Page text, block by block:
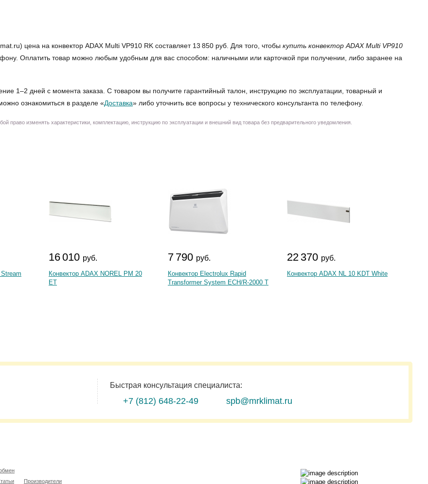
цена на конвектор ADAX Multi VP910 RK составляет 13 850 руб. Для того, чтобы купить конвектор ADAX Multi VP910
Оплатить товар можно любым удобным для вас способом: наличными или карточкой при получении, либо заранее на
1–2 дней с момента заказа. С товаром вы получите гарантийный талон, инструкцию по эксплуатации, товарный и
ознакомиться в разделе «Доставка» либо уточнить все вопросы у технического консультанта по телефону.
право изменять характеристики, комплектацию, инструкцию по эксплуатации и внешний вид товара без предварительного уведомления.
16 010 руб.
Конвектор ADAX NOREL PM 20
ET
7 790 руб.
Конвектор Electrolux Rapid
Transformer System ECH/R-2000 T
22 370 руб.
Конвектор ADAX NL 10 KDT White
Быстрая консультация специалиста:
+7 (812) 648-22-49 spb@mrklimat.ru
Производители